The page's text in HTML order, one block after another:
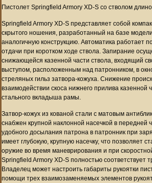
Пистолет Springfield Armory XD-S со стволом
Springfield Armory XD-S представляет собой
скрытого ношения, разработанный на базе
аналогичную конструкцию. Автоматика работает
отдачи при коротком ходе ствола. Запирание
снижающейся казенной части ствола, входящий
выступом, расположенным над патронником, в
стреляных гильз затвора-кожуха. Снижение
взаимодействии скоса нижнего прилива казенной
стального вкладыша рамы.
Затвор-кожух из кованой стали с матовым
снабжен крупной наклонной насечкой в передней
удобного досылания патрона в патронник при
имеет глубокую, крупную насечку, что позволяет
оружие во время маневрирования и при
Springfield Armory XD-S полностью соответствует
Владелец может настроить габариты рукоятки
помощи трех взаимозаменяемых элементов